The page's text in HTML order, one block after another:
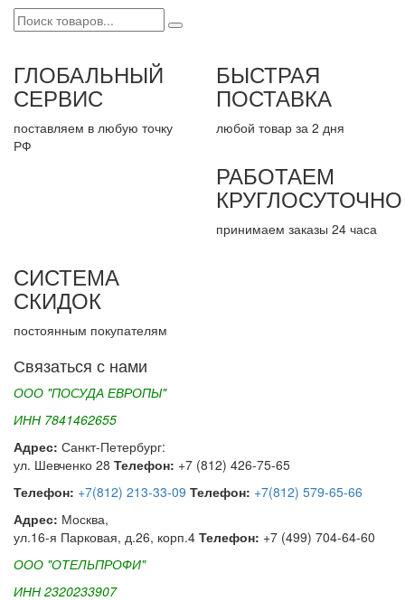
ГЛОБАЛЬНЫЙ
СЕРВИС
поставляем в любую точку
РФ
БЫСТРАЯ
ПОСТАВКА
любой товар за 2 дня
РАБОТАЕМ
КРУГЛОСУТОЧНО
принимаем заказы 24 часа
СИСТЕМА
СКИДОК
постоянным покупателям
Связаться с нами
ООО "ПОСУДА ЕВРОПЫ"
ИНН 7841462655
Адрес: Санкт-Петербург:
ул. Шевченко 28 Телефон: +7 (812) 426-75-65
Телефон: +7(812) 213-33-09 Телефон: +7(812) 579-65-66
Адрес: Москва,
ул.16-я Парковая, д.26, корп.4 Телефон: +7 (499) 704-64-60
ООО "ОТЕЛЬПРОФИ"
ИНН 2320233907